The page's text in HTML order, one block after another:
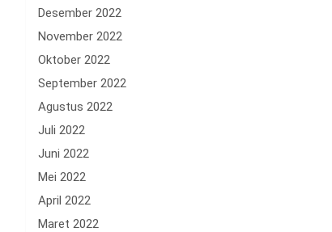
Desember 2022
November 2022
Oktober 2022
September 2022
Agustus 2022
Juli 2022
Juni 2022
Mei 2022
April 2022
Maret 2022